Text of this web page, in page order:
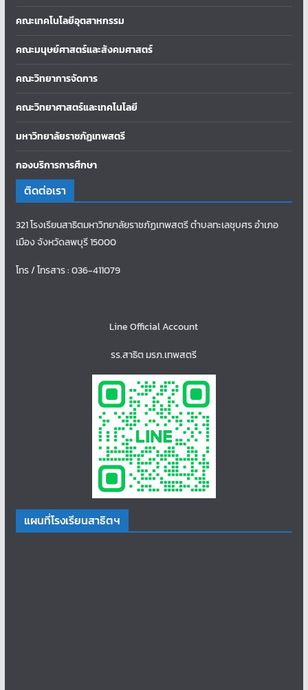
คณะเทคโนโลยีอุตสาหกรรม
คณะมนุษย์ศาสตร์และสังคมศาสตร์
คณะวิทยาการจัดการ
คณะวิทยาศาสตร์และเทคโนโลยี
มหาวิทยาลัยราชภัฏเทพสตรี
กองบริการการศึกษา
ติดต่อเรา
321 โรงเรียนสาธิตมหาวิทยาลัยราชภัฏเทพสตรี ตำบลทะเลชุบศร อำเภอ
เมือง จังหวัดลพบุรี 15000
โทร / โทรสาร : 036-411079
Line Official Account
รร.สาธิต มรภ.เทพสตรี
แผนที่โรงเรียนสาธิตฯ